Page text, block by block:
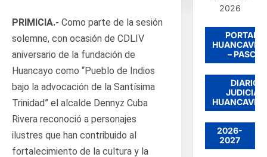
PRIMICIA.- Como parte de la sesión
solemne, con ocasión de CDLIV
aniversario de la fundación de
Huancayo como “Pueblo de Indios
bajo la advocación de la Santísima
Trinidad” el alcalde Dennyz Cuba
Rivera reconoció a personajes
ilustres que han contribuido al
fortalecimiento de la cultura y la
2026
PORTADA
– PASCO
DIARIO
JUDICIAL
2026-
2027